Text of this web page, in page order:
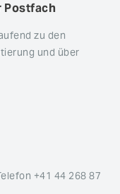
Postfach
zu den
und über
+41 44 268 87